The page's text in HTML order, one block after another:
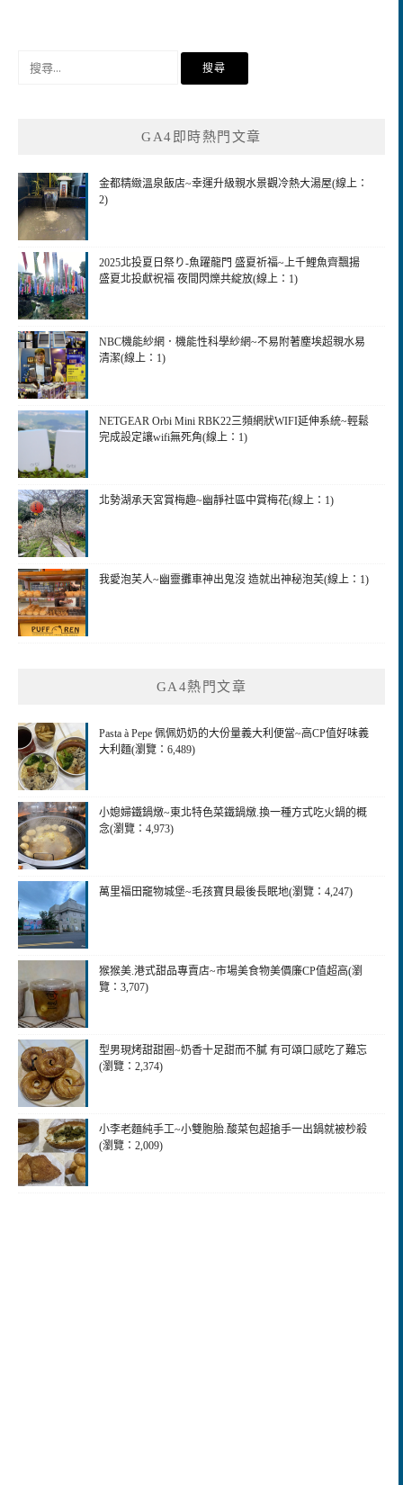
GA4即時熱門文章
金都精緻溫泉飯店~幸運升級親水景觀冷熱大湯屋(線上：
2)
2025北投夏日祭り-魚躍龍門 盛夏祈福~上千鯉魚齊飄揚
盛夏北投獻祝福 夜間閃爍共綻放(線上：1)
NBC機能紗網．機能性科學紗網~不易附著塵埃超親水易
清潔(線上：1)
NETGEAR Orbi Mini RBK22三頻網狀WIFI延伸系統~輕鬆
完成設定讓wifi無死角(線上：1)
北勢湖承天宮賞梅趣~幽靜社區中賞梅花(線上：1)
我愛泡芙人~幽靈攤車神出鬼沒 造就出神秘泡芙(線上：1)
GA4熱門文章
Pasta à Pepe 佩佩奶奶的大份量義大利便當~高CP值好味義
大利麵(瀏覽：6,489)
小媳婦鐵鍋燉~東北特色菜鐵鍋燉.換一種方式吃火鍋的概
念(瀏覽：4,973)
萬里福田竉物城堡~毛孩寶貝最後長眠地(瀏覽：4,247)
猴猴美.港式甜品專賣店~市場美食物美價廉CP值超高(瀏
覽：3,707)
型男現烤甜甜圈~奶香十足甜而不膩 有可頌口感吃了難忘
(瀏覽：2,374)
小李老麵純手工~小雙胞胎.酸菜包超搶手一出鍋就被杪殺
(瀏覽：2,009)